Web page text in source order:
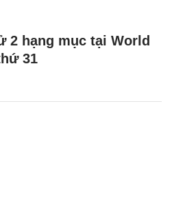
2 hạng mục tại World
31